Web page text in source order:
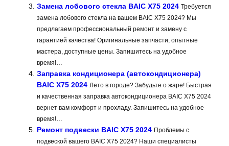
Замена лобового стекла BAIC X75 2024 Требуется
замена лобового стекла на вашем BAIC X75 2024? Мы
предлагаем профессиональный ремонт и замену с
гарантией качества! Оригинальные запчасти, опытные
мастера, доступные цены. Запишитесь на удобное
время!…
Заправка кондиционера (автокондиционера)
BAIC X75 2024 Лето в городе? Забудьте о жаре! Быстрая
и качественная заправка автокондиционера BAIC X75 2024
вернет вам комфорт и прохладу. Запишитесь на удобное
время!…
Ремонт подвески BAIC X75 2024 Проблемы с
подвеской вашего BAIC X75 2024? Наши специалисты